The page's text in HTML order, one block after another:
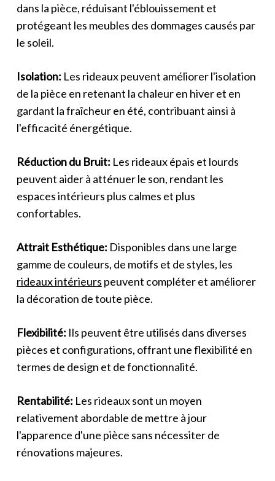
dans la pièce, réduisant l'éblouissement et
protégeant les meubles des dommages causés par
le soleil.
Isolation: Les rideaux peuvent améliorer l'isolation
de la pièce en retenant la chaleur en hiver et en
gardant la fraîcheur en été, contribuant ainsi à
l'efficacité énergétique.
Réduction du Bruit: Les rideaux épais et lourds
peuvent aider à atténuer le son, rendant les
espaces intérieurs plus calmes et plus
confortables.
Attrait Esthétique: Disponibles dans une large
gamme de couleurs, de motifs et de styles, les
rideaux intérieurs peuvent compléter et améliorer
la décoration de toute pièce.
Flexibilité: Ils peuvent être utilisés dans diverses
pièces et configurations, offrant une flexibilité en
termes de design et de fonctionnalité.
Rentabilité: Les rideaux sont un moyen
relativement abordable de mettre à jour
l'apparence d'une pièce sans nécessiter de
rénovations majeures.